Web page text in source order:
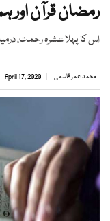
رمضان قرآن اور
اس کا پہلا عشرہ رحمت،
محمد عمر قاسمی April 17, 2020